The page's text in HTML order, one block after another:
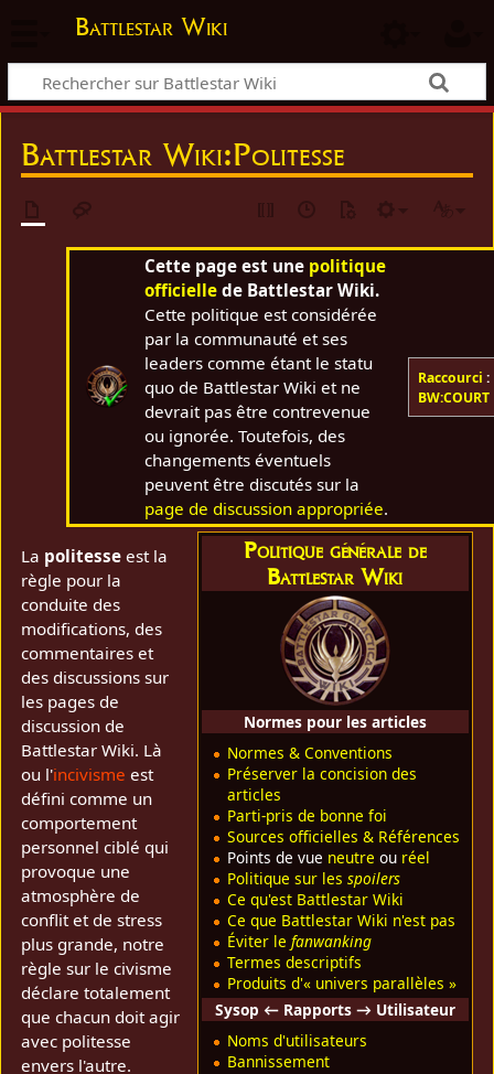
Battlestar Wiki
Battlestar Wiki:Politesse
Cette page est une politique
officiellede Battlestar Wiki.
Cette politique est considérée
par la communauté et ses
leaders comme étant le statu
quo de Battlestar Wiki et ne
devrait pas être contrevenue
ou ignorée. Toutefois, des
changements éventuels
peuvent être discutés sur la
page de discussion appropriée.
Raccourci :
BW:COURT
Politique générale de
Battlestar Wiki
Normes pour les articles
Normes & Conventions
Préserver la concision des
articles
Parti-pris de bonne foi
Sources officielles & Références
Points de vue neutre ou réel
Politique sur les spoilers
Ce qu'est Battlestar Wiki
Ce que Battlestar Wiki n'est pas
Éviter le fanwanking
Termes descriptifs
Produits d'« univers parallèles »
Sysop ← Rapports → Utilisateur
Noms d'utilisateurs
Bannissement
La politesse est la
règle pour la
conduite des
modifications, des
commentaires et
des discussions sur
les pages de
discussion de
Battlestar Wiki. Là
ou l'incivisme est
défini comme un
comportement
personnel ciblé qui
provoque une
atmosphère de
conflit et de stress
plus grande, notre
règle sur le civisme
déclare totalement
que chacun doit agir
avec politesse
envers l'autre.